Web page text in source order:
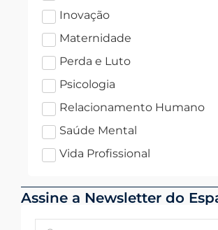
Inovação
Maternidade
Perda e Luto
Psicologia
Relacionamento Humano
Saúde Mental
Vida Profissional
Assine a Newsletter do